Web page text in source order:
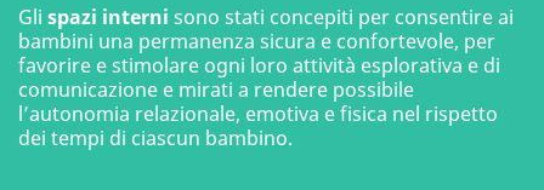
Gli spazi interni sono stati concepiti per consentire ai
bambini una permanenza sicura e confortevole, per
favorire e stimolare ogni loro attività esplorativa e di
comunicazione e mirati a rendere possibile
l’autonomia relazionale, emotiva e fisica nel rispetto
dei tempi di ciascun bambino.